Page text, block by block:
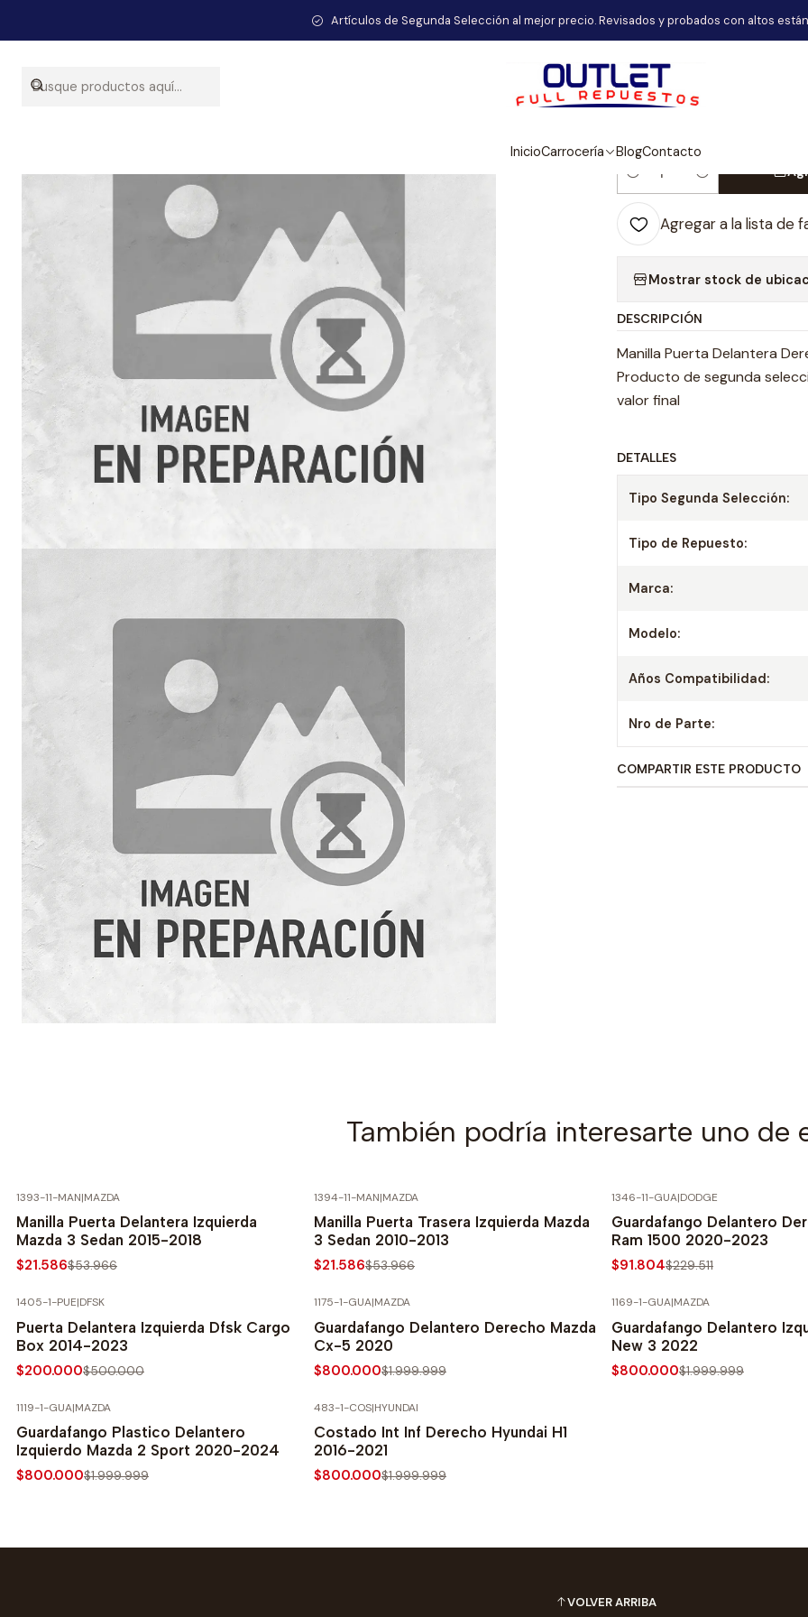
InicioCarrocería BlogContacto
Artículos de Segunda Selección al mejor precio. Revisados y probados con altos
Inicio Carrocería Manilla Puerta Delantera Derecha Faw V80 Cargo
|
Manilla
Cantidad
Agregar a la lista de
Mostrar stock de
DESCRIPCIÓN
Manilla Puerta Delantera
Producto de segunda
valor final
DETALLES
Tipo Segunda Selección:
Tipo de Repuesto:
Marca:
Modelo:
Años Compatibilidad:
Nro de Parte:
COMPARTIR ESTE PRODUCTO
También podría interesarte uno de
1393-11-MAN|MAZDA
Manilla Puerta Delantera Izquierda
Mazda 3 Sedan 2015-2018
$21.586$53.966
1394-11-MAN|MAZDA
Manilla Puerta Trasera Izquierda Mazda
3 Sedan 2010-2013
$21.586$53.966
1346-11-GUA|DODGE
Guardafango Delantero
Ram 1500 2020-2023
$91.804$229.511
1405-1-PUE|DFSK
Puerta Delantera Izquierda Dfsk Cargo
Box 2014-2023
$200.000$500.000
1175-1-GUA|MAZDA
Guardafango Delantero Derecho Mazda
Cx-5 2020
$800.000$1.999.999
1169-1-GUA|MAZDA
Guardafango Delantero
New 3 2022
$800.000$1.999.999
1119-1-GUA|MAZDA
Guardafango Plastico Delantero
Izquierdo Mazda 2 Sport 2020-2024
$800.000$1.999.999
483-1-COS|HYUNDAI
Costado Int Inf Derecho Hyundai H1
2016-2021
$800.000$1.999.999
VOLVER ARRIBA